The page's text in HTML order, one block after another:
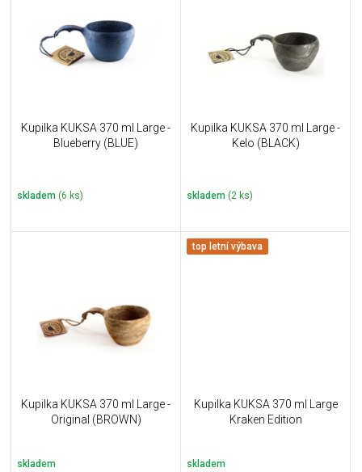
Kupilka KUKSA 370 ml Large -
Blueberry (BLUE)
skladem (6 ks)
Kupilka KUKSA 370 ml Large -
Kelo (BLACK)
skladem (2 ks)
Kupilka KUKSA 370 ml Large -
Original (BROWN)
skladem
top letní výbava
Kupilka KUKSA 370 ml Large
Kraken Edition
skladem